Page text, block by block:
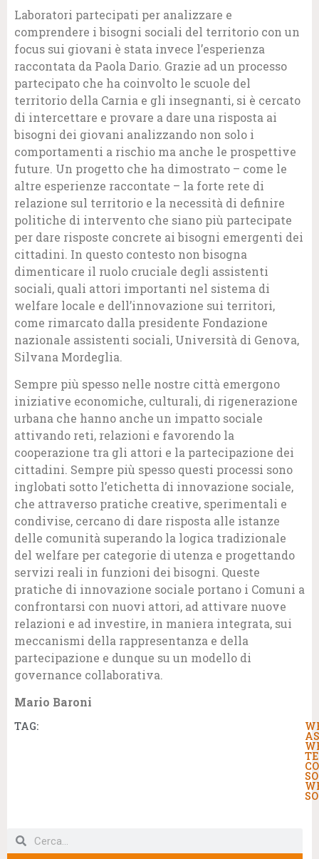
Laboratori partecipati per analizzare e
comprendere i bisogni sociali del territorio con un
focus sui giovani è stata invece l’esperienza
raccontata da Paola Dario. Grazie ad un processo
partecipato che ha coinvolto le scuole del
territorio della Carnia e gli insegnanti, si è cercato
di intercettare e provare a dare una risposta ai
bisogni dei giovani analizzando non solo i
comportamenti a rischio ma anche le prospettive
future. Un progetto che ha dimostrato – come le
altre esperienze raccontate – la forte rete di
relazione sul territorio e la necessità di definire
politiche di intervento che siano più partecipate
per dare risposte concrete ai bisogni emergenti dei
cittadini. In questo contesto non bisogna
dimenticare il ruolo cruciale degli assistenti
sociali, quali attori importanti nel sistema di
welfare locale e dell’innovazione sui territori,
come rimarcato dalla presidente Fondazione
nazionale assistenti sociali, Università di Genova,
Silvana Mordeglia.
Sempre più spesso nelle nostre città emergono
iniziative economiche, culturali, di rigenerazione
urbana che hanno anche un impatto sociale
attivando reti, relazioni e favorendo la
cooperazione tra gli attori e la partecipazione dei
cittadini. Sempre più spesso questi processi sono
inglobati sotto l’etichetta di innovazione sociale,
che attraverso pratiche creative, sperimentali e
condivise, cercano di dare risposta alle istanze
delle comunità superando la logica tradizionale
del welfare per categorie di utenza e progettando
servizi reali in funzioni dei bisogni. Queste
pratiche di innovazione sociale portano i Comuni a
confrontarsi con nuovi attori, ad attivare nuove
relazioni e ad investire, in maniera integrata, sui
meccanismi della rappresentanza e della
partecipazione e dunque su un modello di
governance collaborativa.
Mario Baroni
TAG: